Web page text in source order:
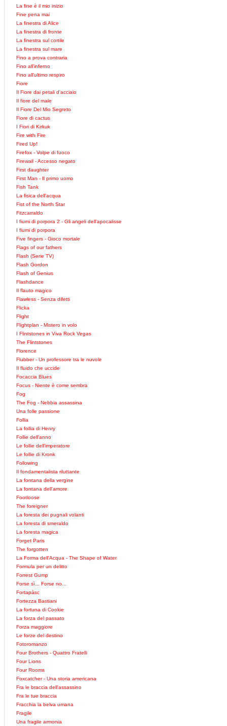
La fine è il mio inizio
Fine pena mai
La finestra di Alice
La finestra di fronte
La finestra sul cortile
La finestra sul mare
Fino a prova contraria
Fino all'inferno
Fino all'ultimo respiro
Fiore
Il Fiore dai petali d'acciaio
Il fiore del male
Il Fiore Del Mio Segreto
Fiore di cactus
I Fiori di Kirkuk
Fire with Fire
Fired Up!
Firefox - Volpe di fuoco
Firewall - Accesso negato
First daughter
First Man - Il primo uomo
Fish Tank
La fisica dell'acqua
Fist of the North Star
Fitzcarraldo
I fiumi di porpora 2 - Gli angeli dell'apocalisse
I fiumi di porpora
Five fingers - Gioco mortale
Flags of our fathers
Flash (Serie TV)
Flash Gordon
Flash of Genius
Flashdance
Il flauto magico
Flawless - Senza difetti
Flicka
Flight
Flightplan - Mistero in volo
I Flintstones in Viva Rock Vegas
The Flintstones
Florence
Flubber - Un professore tra le nuvole
Il fluido che uccide
Focaccia Blues
Focus - Niente è come sembra
Fog
The Fog - Nebbia assassina
Una folle passione
Follia
La follia di Henry
Follie dell'anno
Le follie dell'imperatore
Le follie di Kronk
Following
Il fondamentalista riluttante
La fontana della vergine
La fontana dell'amore
Footloose
The foreigner
La foresta dei pugnali volanti
La foresta di smeraldo
La foresta magica
Forget Paris
The forgotten
La Forma dell'Acqua - The Shape of Water
Formula per un delitto
Forrest Gump
Forse sì... Forse no...
Fortapàsc
Fortezza Bastiani
La fortuna di Cookie
La forza del passato
Forza maggiore
Le forze del destino
Fotoromanzo
Four Brothers - Quattro Fratelli
Four Lions
Four Rooms
Foxcatcher - Una storia americana
Fra le braccia dell'assassino
Fra le tue braccia
Fracchia la belva umana
Fragile
Una fragile armonia